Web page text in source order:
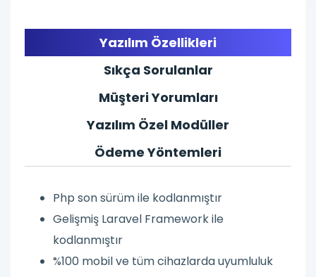
Yazılım Özellikleri
Sıkça Sorulanlar
Müşteri Yorumları
Yazılım Özel Modüller
Ödeme Yöntemleri
Php son sürüm ile kodlanmıştır
Gelişmiş Laravel Framework ile
kodlanmıştır
%100 mobil ve tüm cihazlarda uyumluluk